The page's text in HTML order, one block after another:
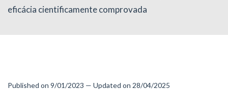
eficácia cientificamente comprovada
Published on 9/01/2023 — Updated on 28/04/2025